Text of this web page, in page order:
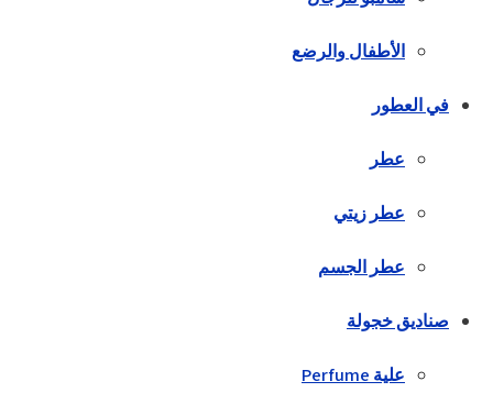
الأطفال والرضع
في العطور
عطر
عطر زيتي
عطر الجسم
صناديق خجولة
علية Perfume